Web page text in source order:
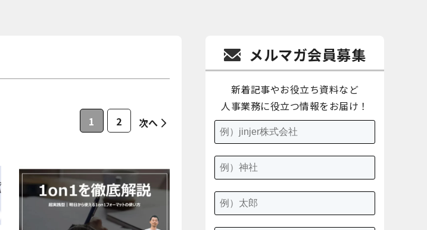
1 2 次へ
メルマガ会員募集
新着記事やお役立ち資料など
人事業務に役立つ情報をお届け！